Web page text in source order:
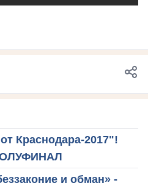
Краснодара-2017"!
и обман» -